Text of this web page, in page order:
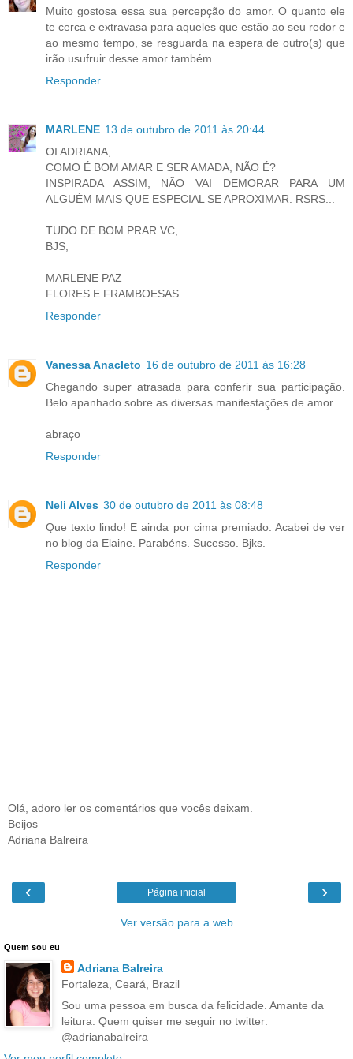
Muito gostosa essa sua percepção do amor. O quanto ele
te cerca e extravasa para aqueles que estão ao seu redor e
ao mesmo tempo, se resguarda na espera de outro(s) que
irão usufruir desse amor também.
Responder
MARLENE 13 de outubro de 2011 às 20:44
OI ADRIANA,
COMO É BOM AMAR E SER AMADA, NÃO É?
INSPIRADA ASSIM, NÃO VAI DEMORAR PARA UM
ALGUÉM MAIS QUE ESPECIAL SE APROXIMAR. RSRS...
TUDO DE BOM PRAR VC,
BJS,
MARLENE PAZ
FLORES E FRAMBOESAS
Responder
Vanessa Anacleto 16 de outubro de 2011 às 16:28
Chegando super atrasada para conferir sua participação.
Belo apanhado sobre as diversas manifestações de amor.
abraço
Responder
Neli Alves 30 de outubro de 2011 às 08:48
Que texto lindo! E ainda por cima premiado. Acabei de ver
no blog da Elaine. Parabéns. Sucesso. Bjks.
Responder
Olá, adoro ler os comentários que vocês deixam.
Beijos
Adriana Balreira
‹ ›
Página inicial
Ver versão para a web
Quem sou eu
Adriana Balreira
Fortaleza, Ceará, Brazil
Sou uma pessoa em busca da felicidade. Amante da
leitura. Quem quiser me seguir no twitter:
@adrianabalreira